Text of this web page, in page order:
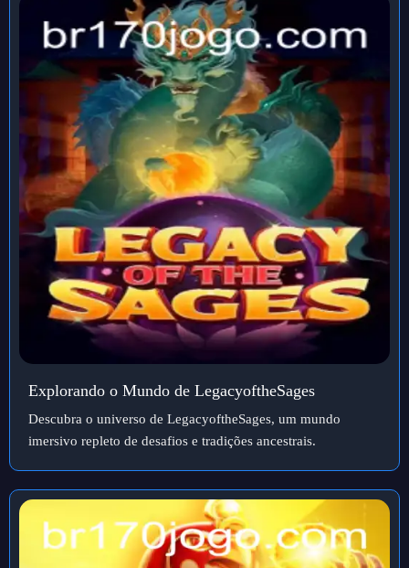
Explorando o Mundo de LegacyoftheSages
Descubra o universo de LegacyoftheSages, um mundo
imersivo repleto de desafios e tradições ancestrais.